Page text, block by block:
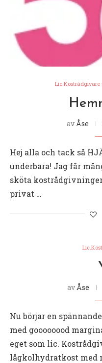
Lic.Kostrådgivare
av Åse
Hej alla och tack så
underbara! Jag får
sköta
privat …
av Åse
Nu börjar en
med goooooood
eget som lic.
lågkolhydratkost med